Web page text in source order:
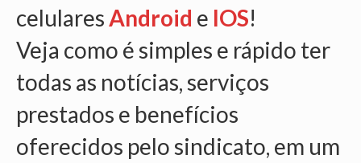
celularesAndroid e IOS!
Veja como é simples e rápido ter
todas as notícias, serviços
prestados e benefícios
oferecidos pelo sindicato, em um